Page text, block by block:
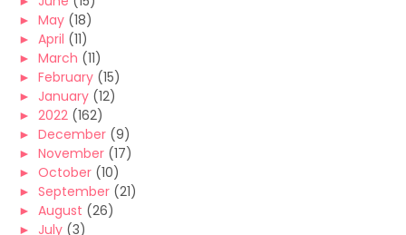
► May (18)
► April (11)
► March (11)
► February (15)
► January (12)
► 2022 (162)
► December (9)
► November (17)
► October (10)
► September (21)
► August (26)
► July (3)